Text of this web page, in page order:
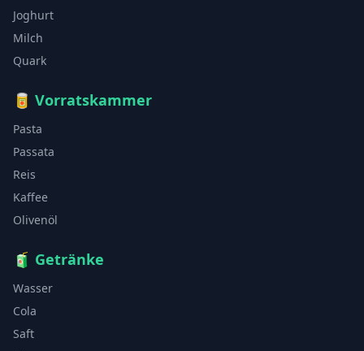
Joghurt
Milch
Quark
🥫 Vorratskammer
Pasta
Passata
Reis
Kaffee
Olivenöl
🧃 Getränke
Wasser
Cola
Saft